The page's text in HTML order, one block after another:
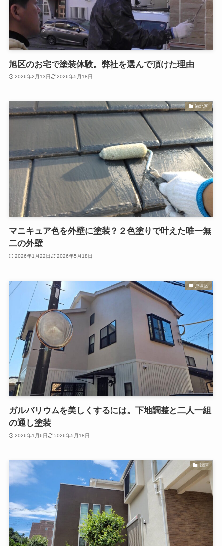
旭区のお宅で塗装体験。弊社を選んで頂けた理由
2026年2月13日 2026年5月18日
港北区
マニキュア色を外壁に塗装？２色塗りで叶えた唯一無
二の外壁
2026年1月22日 2026年5月18日
戸塚区
ガルバリウムを美しくするには。下地調整と二人一組
の通し塗装
2026年1月6日 2026年5月18日
緑区